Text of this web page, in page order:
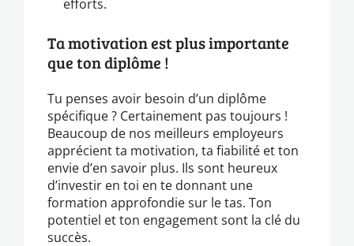
Ta motivation est plus importante
que ton diplôme !
Tu penses avoir besoin d’un diplôme
spécifique ? Certainement pas toujours !
Beaucoup de nos meilleurs employeurs
apprécient ta motivation, ta fiabilité et ton
envie d’en savoir plus. Ils sont heureux
d’investir en toi en te donnant une
formation approfondie sur le tas. Ton
potentiel et ton engagement sont la clé du
succès.